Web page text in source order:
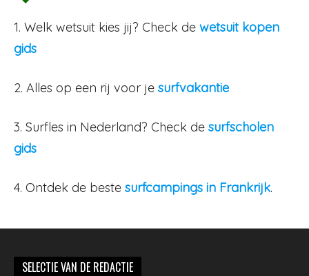
1. Welk wetsuit kies jij? Check de wetsuit kopen
gids
2. Alles op een rij voor je surfvakantie
3. Surfles in Nederland? Check de surfscholen
gids
4. Ontdek de beste surfcampings in Frankrijk.
SELECTIE VAN DE REDACTIE